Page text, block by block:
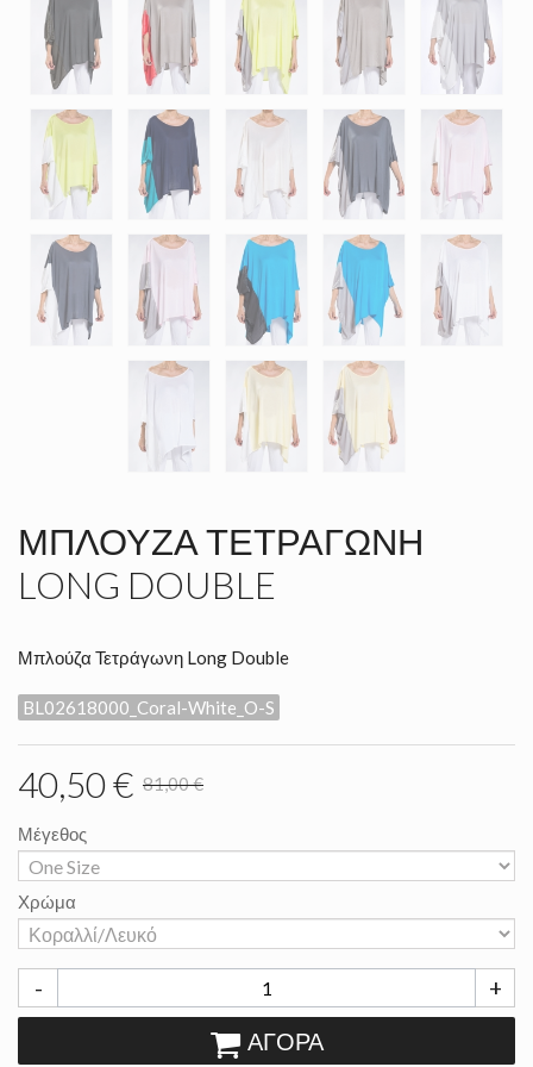
ΜΠΛΟΎΖΑ ΤΕΤΡΆΓΩΝΗ
LONG DOUBLE
Μπλούζα Τετράγωνη Long Double
BL02618000_Coral-White_O-S
40,50 € 81,00 €
Μέγεθος
Χρώμα
- +
ΑΓΟΡΆ